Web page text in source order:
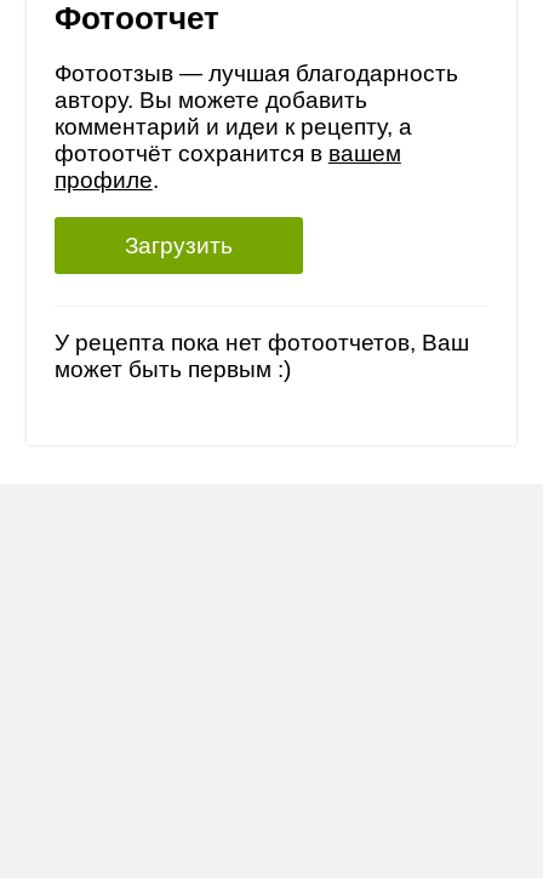
Фотоотчет
Фотоотзыв — лучшая благодарность
автору. Вы можете добавить
комментарий и идеи к рецепту, а
фотоотчёт сохранится в вашем
профиле.
Загрузить
У рецепта пока нет фотоотчетов, Ваш
может быть первым :)